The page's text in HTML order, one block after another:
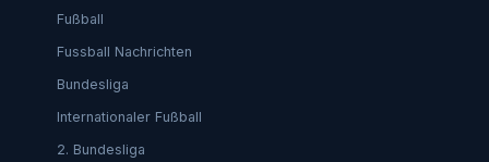
Fußball
Fussball Nachrichten
Bundesliga
Internationaler Fußball
2. Bundesliga